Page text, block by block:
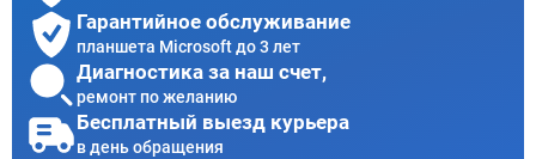
Гарантийное обслуживание
планшета Microsoft до 3 лет
Диагностика за наш счет,
ремонт по желанию
Бесплатный выезд курьера
в день обращения